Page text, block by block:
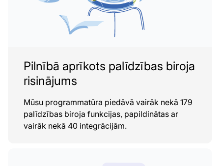
Pilnībā aprīkots palīdzības biroja
risinājums
Mūsu programmatūra piedāvā vairāk nekā 179
palīdzības biroja funkcijas, papildinātas ar
vairāk nekā 40 integrācijām.